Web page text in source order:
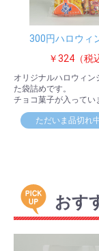
300円ハロウィ
￥324（税
オリジナルハロウィン
た袋詰めです。
チョコ菓子が入ってい
ただいま品切れ
おす